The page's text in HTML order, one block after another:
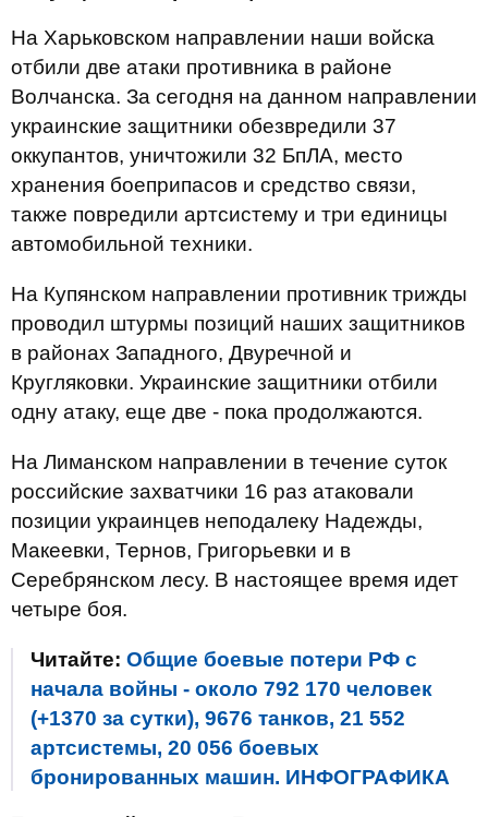
На Харьковском направлении наши войска
отбили две атаки противника в районе
Волчанска. За сегодня на данном направлении
украинские защитники обезвредили 37
оккупантов, уничтожили 32 БпЛА, место
хранения боеприпасов и средство связи,
также повредили артсистему и три единицы
автомобильной техники.
На Купянском направлении противник трижды
проводил штурмы позиций наших защитников
в районах Западного, Двуречной и
Кругляковки. Украинские защитники отбили
одну атаку, еще две - пока продолжаются.
На Лиманском направлении в течение суток
российские захватчики 16 раз атаковали
позиции украинцев неподалеку Надежды,
Макеевки, Тернов, Григорьевки и в
Серебрянском лесу. В настоящее время идет
четыре боя.
Читайте: Общие боевые потери РФ с
начала войны - около 792 170 человек
(+1370 за сутки), 9676 танков, 21 552
артсистемы, 20 056 боевых
бронированных машин. ИНФОГРАФИКА